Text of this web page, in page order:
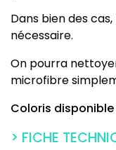
Dans bien des
nécessaire.
On pourra
microfibre
Coloris disponible
> FICHE